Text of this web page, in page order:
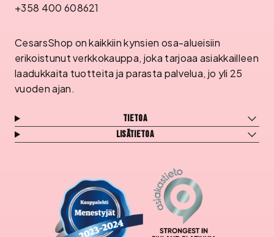
+358 400 608621
CesarsShop on kaikkiin kynsien osa-alueisiin
erikoistunut verkkokauppa, joka tarjoaa asiakkailleen
laadukkaita tuotteita ja parasta palvelua, jo yli 25
vuoden ajan.
Tietoa
Lisätietoa